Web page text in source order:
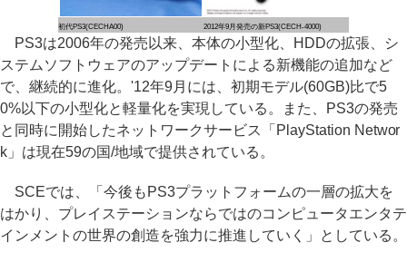
初代PS3(CECHA00) 2012年9月発売の新PS3(CECH-4000)
PS3は2006年の発売以来、本体の小型化、HDDの拡張、シ
ステムソフトウェアのアップデートによる新機能の追加など
で、継続的に進化。'12年9月には、初期モデル(60GB)比で5
0%以下の小型化と軽量化を実現している。また、PS3の発売
と同時に開始したネットワークサービス「PlayStation Networ
k」は現在59の国/地域で提供されている。
SCEでは、「今後もPS3プラットフォームの一層の拡大を
はかり、プレイステーションならではのコンピュータエンタテ
インメントの世界の創造を強力に推進していく」としている。